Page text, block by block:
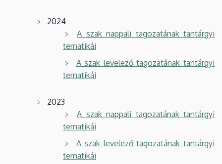
2024
A szak nappali tagozatának tantárgyi
tematikái
A szak levelező tagozatának tantárgyi
tematikái
2023
A szak nappali tagozatának tantárgyi
tematikái
A szak levelező tagozatának tantárgyi
tematikái